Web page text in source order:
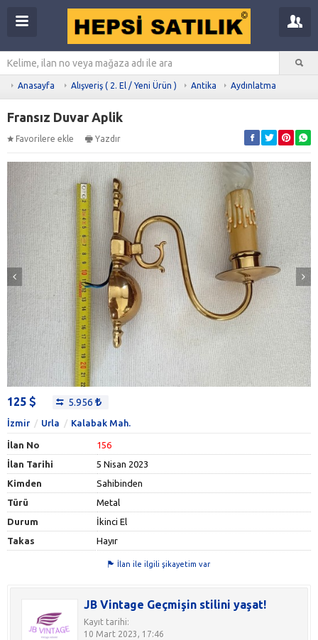
Anasayfa Alışveriş ( 2. El / Yeni Ürün ) Antika Aydınlatma
Fransız Duvar Aplik
Favorilere ekle Yazdır
125 5.956
İzmir Urla Kalabak Mah.
İlan No
156
İlan Tarihi
5 Nisan 2023
Kimden
Sahibinden
Türü
Metal
Durum
İkinci El
Takas
Hayır
İlan ile ilgili şikayetim var
JB Vintage Geçmişin stilini yaşat!
Kayıt tarihi:
10 Mart 2023, 17:46